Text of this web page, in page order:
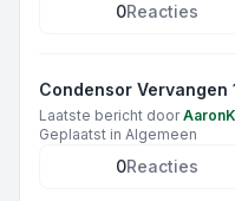
0Reacties
Condensor Vervangen
Laatste bericht door
Geplaatst in Algemeen
0Reacties